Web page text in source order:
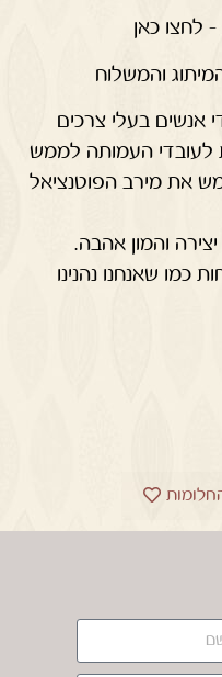
לחצו כאן
והמשלוח
אנשים בעלי צרכים
לעובדי העמותה לממש
את מירב הפוטנציאל
והמון אהבה.
כמו שאנחנו נהנינו